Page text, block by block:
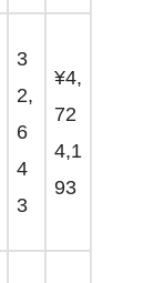
3
2,
6
4
3
¥4,
72
4,1
93